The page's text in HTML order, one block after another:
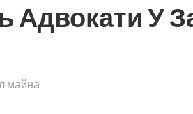
Адвокати У
майна